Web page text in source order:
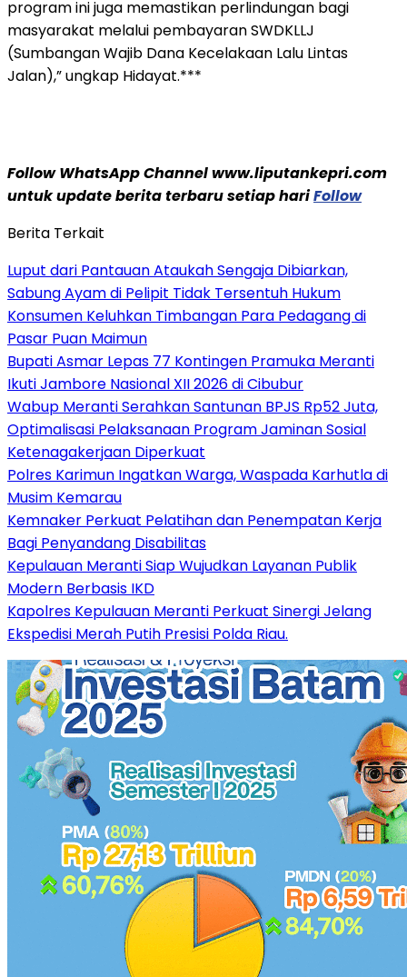
program ini juga memastikan perlindungan bagi
masyarakat melalui pembayaran SWDKLLJ
(Sumbangan Wajib Dana Kecelakaan Lalu Lintas
Jalan),” ungkap Hidayat.***
Follow WhatsApp Channel www.liputankepri.com
untuk update berita terbaru setiap hariFollow
Berita Terkait
Luput dari Pantauan Ataukah Sengaja Dibiarkan,
Sabung Ayam di Pelipit Tidak Tersentuh Hukum
Konsumen Keluhkan Timbangan Para Pedagang di
Pasar Puan Maimun
Bupati Asmar Lepas 77 Kontingen Pramuka Meranti
Ikuti Jambore Nasional XII 2026 di Cibubur
Wabup Meranti Serahkan Santunan BPJS Rp52 Juta,
Optimalisasi Pelaksanaan Program Jaminan Sosial
Ketenagakerjaan Diperkuat
Polres Karimun Ingatkan Warga, Waspada Karhutla di
Musim Kemarau
Kemnaker Perkuat Pelatihan dan Penempatan Kerja
Bagi Penyandang Disabilitas
Kepulauan Meranti Siap Wujudkan Layanan Publik
Modern Berbasis IKD
Kapolres Kepulauan Meranti Perkuat Sinergi Jelang
Ekspedisi Merah Putih Presisi Polda Riau.